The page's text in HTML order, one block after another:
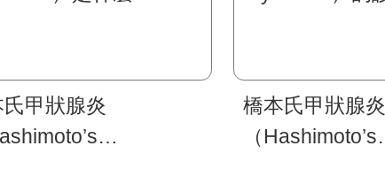
甲狀腺炎
橋本氏甲狀腺炎
（Hashimoto’s